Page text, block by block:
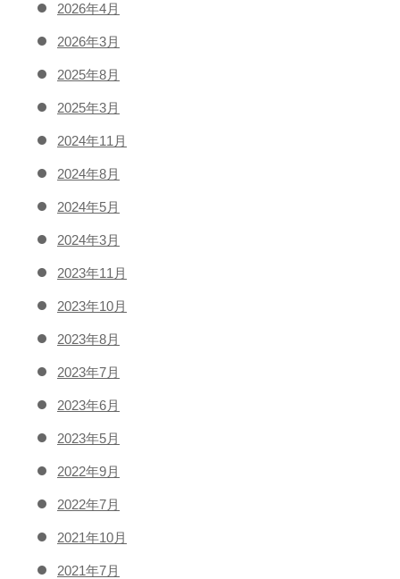
2026年4月
2026年3月
2025年8月
2025年3月
2024年11月
2024年8月
2024年5月
2024年3月
2023年11月
2023年10月
2023年8月
2023年7月
2023年6月
2023年5月
2022年9月
2022年7月
2021年10月
2021年7月